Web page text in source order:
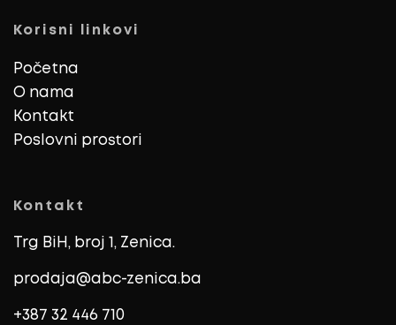
Korisni linkovi
Početna
O nama
Kontakt
Poslovni prostori
Kontakt
Trg BiH, broj 1, Zenica.
prodaja@abc-zenica.ba
+387 32 446 710